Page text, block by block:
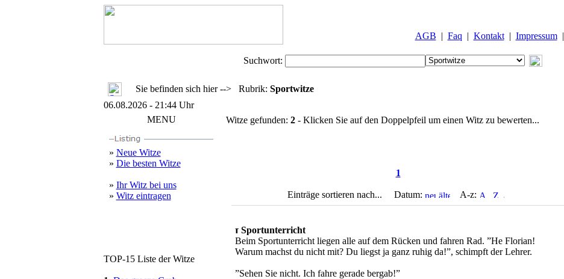
AGB | Faq | Kontakt| Impressum|
Suchwort:
Sie befinden sich hier --> Rubrik: Sportwitze
06.08.2026 - 21:44 Uhr
MENU
» Neue Witze
» Die besten Witze
» Ihr Witz bei uns
» Witz eintragen
TOP-15 Liste der Witze
Witze gefunden: 2- Klicken Sie auf den Doppelpfeil um einen Witz zu bewerten...
1
Einträge sortieren nach... Datum: A-z:
Sportunterricht
Beim Sportunterricht liegen alle auf dem Rücken und fahren Rad. ”He Florian!
Warum machst du nicht mit? Du liegst ja ganz ruhig da!”, schimpft der Lehrer.
”Sehen Sie nicht. Ich fahre gerade bergab!”